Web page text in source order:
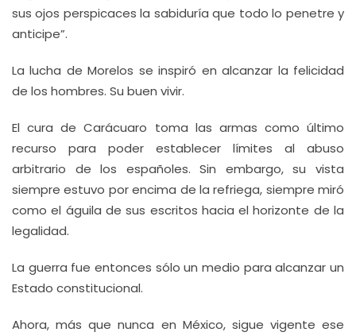
sus ojos perspicaces la sabiduría que todo lo penetre y
anticipe”.
La lucha de Morelos se inspiró en alcanzar la felicidad
de los hombres. Su buen vivir.
El cura de Carácuaro toma las armas como último
recurso para poder establecer límites al abuso
arbitrario de los españoles. Sin embargo, su vista
siempre estuvo por encima de la refriega, siempre miró
como el águila de sus escritos hacia el horizonte de la
legalidad.
La guerra fue entonces sólo un medio para alcanzar un
Estado constitucional.
Ahora, más que nunca en México, sigue vigente ese